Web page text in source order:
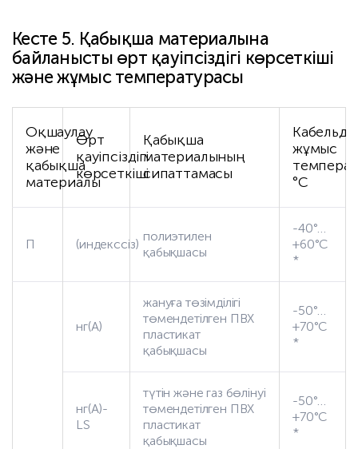
Кесте 5. Қабықша материалына
байланысты өрт қауіпсіздігі көрсеткіші
және жұмыс температурасы
Оқшаулау
және
қабықша
материалы
Өрт
қауіпсіздігі
көрсеткіші
Қабықша
материалының
сипаттамасы
жұмыс
°С
П (индекссіз)
полиэтилен
қабықшасы
-40°…
+60°С
*
нг(А)
жануға төзімділігі
төмендетілген ПВХ
пластикат
қабықшасы
-50°…
+70°С
*
нг(А)-
LS
түтін және газ бөлінуі
төмендетілген ПВХ
пластикат
қабықшасы
-50°…
+70°С
*